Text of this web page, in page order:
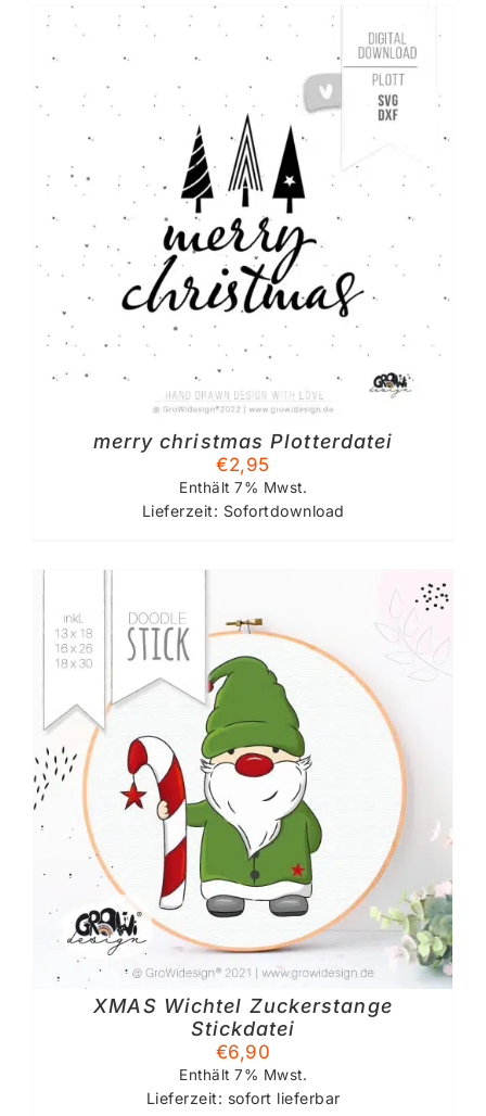
merry christmas Plotterdatei
€2,95
Enthält 7% Mwst.
Lieferzeit: Sofortdownload
XMAS Wichtel Zuckerstange
Stickdatei
€6,90
Enthält 7% Mwst.
Lieferzeit: sofort lieferbar